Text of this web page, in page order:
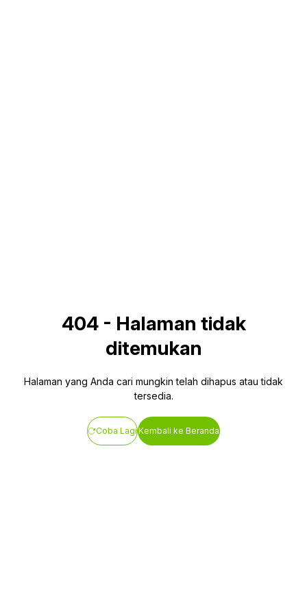
404- Halaman tidak
ditemukan
Halaman yang Anda cari mungkin telah dihapus atau tidak
tersedia.
Coba LagiKembali ke Beranda